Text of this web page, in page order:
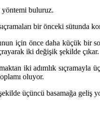
yöntemi buluruz.
bir önceki
için önce daha küçük bir
iki değişik şekilde çıkar.
iki adımlık sıçramayla
oluyor.
üçüncü basamağa